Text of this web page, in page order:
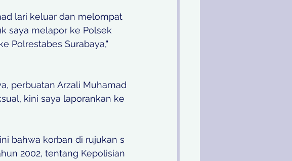
lari keluar dan melompat
saya melapor ke Polsek
Polrestabes Surabaya,"
perbuatan Arzali Muhamad
kini saya laporankan ke
bahwa korban di rujukan s
2002, tentang Kepolisian